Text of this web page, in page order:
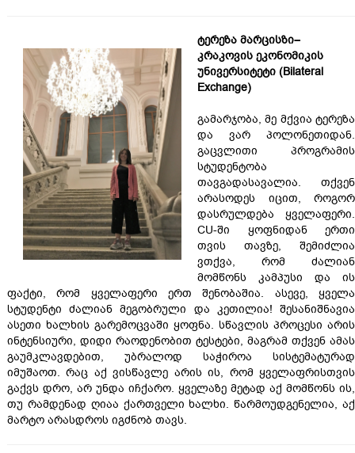
ტერეზა მარცისზი–
კრაკოვის ეკონომიკის
უნივერსიტეტი (Bilateral
Exchange)
გამარჯობა, მე მქვია ტერეზა
და ვარ პოლონეთიდან.
გაცვლითი პროგრამის
სტუდენტობა
თავგადასავალია. თქვენ
არასოდეს იცით, როგორ
დასრულდება ყველაფერი.
CU-ში ყოფნიდან ერთი
თვის თავზე, შემიძლია
ვთქვა, რომ ძალიან
მომწონს კამპუსი და ის
ფაქტი, რომ ყველაფერი ერთ შენობაშია. ასევე, ყველა
სტუდენტი ძალიან მეგობრული და კეთილია! შესანიშნავია
ასეთი ხალხის გარემოცვაში ყოფნა. სწავლის პროცესი არის
ინტენსიური, დიდი რაოდენობით ტესტები, მაგრამ თქვენ ამას
გაუმკლავდებით, უბრალოდ საჭიროა სისტემატურად
იმუშაოთ. რაც აქ ვისწავლე არის ის, რომ ყველაფრისთვის
გაქვს დრო, არ უნდა იჩქარო. ყველაზე მეტად აქ მომწონს ის,
თუ რამდენად ღიაა ქართველი ხალხი. წარმოუდგენელია, აქ
მარტო არასდროს იგძნობ თავს.